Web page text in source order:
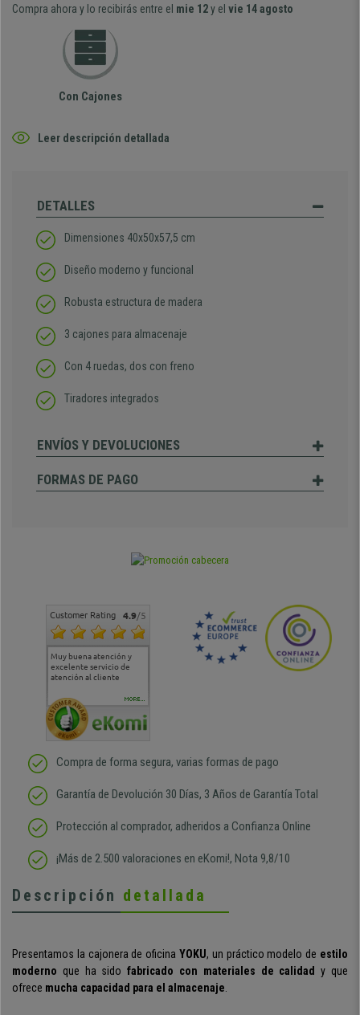
Compra ahora y lo recibirás entre el mie 12y el vie 14 agosto
Con Cajones
Leer descripción detallada
DETALLES
Dimensiones 40x50x57,5 cm
Diseño moderno y funcional
Robusta estructura de madera
3 cajones para almacenaje
Con 4 ruedas, dos con freno
Tiradores integrados
ENVÍOS Y DEVOLUCIONES
FORMAS DE PAGO
Customer Rating 4.9/5
Muy buena atención y
excelente servicio de
atención al cliente
Muy buena atención de
cara al asesoramiento
Si estoy contento
MORE...
Compra de forma segura, varias formas de pago
Garantía de Devolución 30 Días, 3 Años de Garantía Total
Protección al comprador, adheridos a Confianza Online
¡Más de 2.500 valoraciones en eKomi!, Nota 9,8/10
Descripción detallada
Presentamos la cajonera de oficina YOKU, un práctico modelo de estilo
moderno que ha sidofabricado con materiales de calidad y que
ofrece mucha capacidad para el almacenaje